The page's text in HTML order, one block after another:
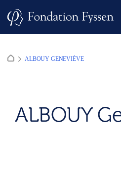
ALBOUY GENEVIÈVE
ALBOUY